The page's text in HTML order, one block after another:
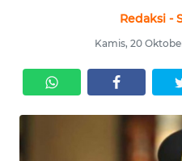
Redaksi -
Kamis, 20
KRIMINAL
EKUIN